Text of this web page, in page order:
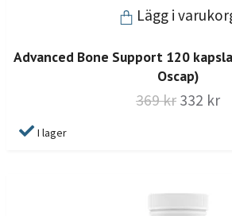
Lägg i
Advanced Bone Support 120
Oscap)
369 kr 332 kr
I lager